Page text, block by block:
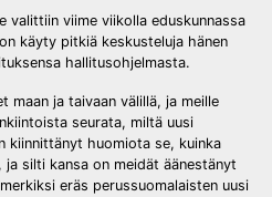
valittiin viime viikolla eduskunnassa
käyty pitkiä keskusteluja hänen
hallitusohjelmasta.
maan ja taivaan välillä, ja meille
seurata, miltä uusi
kiinnittänyt huomiota se, kuinka
silti kansa on meidät äänestänyt
eräs perussuomalaisten uusi